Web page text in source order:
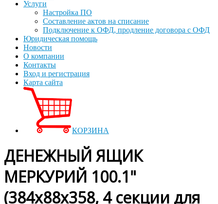
Услуги
Настройка ПО
Составление актов на списание
Подключение к ОФД, продление договора с ОФД
Юридическая помощь
Новости
О компании
Контакты
Вход и регистрация
Карта сайта
КОРЗИНА
ДЕНЕЖНЫЙ ЯЩИК
МЕРКУРИЙ 100.1"
(384х88х358, 4 секции для